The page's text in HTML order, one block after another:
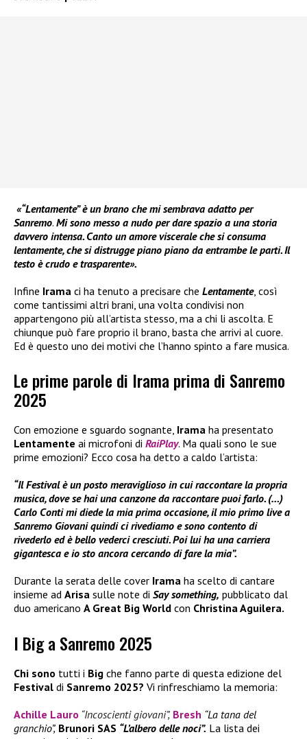
«“Lentamente” è un brano che mi sembrava adatto per
Sanremo. Mi sono messo a nudo per dare spazio a una storia
davvero intensa. Canto un amore viscerale che si consuma
lentamente, che si distrugge piano piano da entrambe le parti. Il
testo è crudo e trasparente».
Infine Irama ci ha tenuto a precisare che Lentamente, così
come tantissimi altri brani, una volta condivisi non
appartengono più all’artista stesso, ma a chi li ascolta. E
chiunque può fare proprio il brano, basta che arrivi al cuore.
Ed è questo uno dei motivi che l’hanno spinto a fare musica.
Le prime parole di Irama prima di Sanremo
2025
Con emozione e sguardo sognante, Irama ha presentato
Lentamente ai microfoni di RaiPlay. Ma quali sono le sue
prime emozioni? Ecco cosa ha detto a caldo l’artista:
“Il Festival è un posto meraviglioso in cui raccontare la propria
musica, dove se hai una canzone da raccontare puoi farlo. (…)
Carlo Conti mi diede la mia prima occasione, il mio primo live a
Sanremo Giovani quindi ci rivediamo e sono contento di
rivederlo ed è bello vederci cresciuti. Poi lui ha una carriera
gigantesca e io sto ancora cercando di fare la mia”.
Durante la serata delle cover Irama ha scelto di cantare
insieme ad Arisa sulle note di Say something, pubblicato dal
duo americano A Great Big World con Christina Aguilera.
I Big a Sanremo 2025
Chi sono tutti i Big che fanno parte di questa edizione del
Festival di Sanremo 2025? Vi rinfreschiamo la memoria:
Achille Lauro “Incoscienti giovani”, Bresh “La tana del
granchio”, Brunori SAS “L’albero delle noci”. La lista dei